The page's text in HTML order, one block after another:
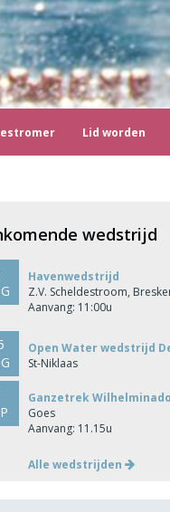
Lid worden
wedstrijd
Havenwedstrijd
Z.V. Scheldestroom,
Aanvang: 11:00u
Open Water wedstrijd
St-Niklaas
Ganzetrek
Goes
Aanvang: 11.15u
Alle wedstrijden